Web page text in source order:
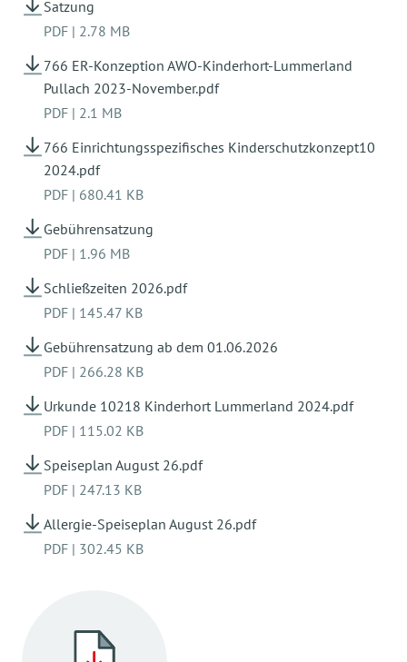
Freitag:An den Freitagen werden keine
für Gruppennachmittage, Ausflüge,
Geburtstagsfeiern, größere pädagogische
Angebote, Projekte und für gemeinsames
Spielen.
Bis zu 6 Stunden 94,00 €, 111,00
€, 127,00 €, 135,00
Bis zu 7 Stunden 100,00 €, 118,00
€, 136,00 €, 143,00
€
Bis zu 8 Stunden 106,00 €,
126,00 €, 145,00 €,
153,00 €
134,00 €, 154,00 €,
162,00 €
Anhand der gewünschten Nutzungszeiten pro
Woche wird die Buchungskategorie errechnet, an
der sich der Elternbeitrag festmacht.
Außerdem wird anhand des steuerpflichtigen
Bruttoeinkommens der Familie die Beitragsstufe
errechnet.
Sonstige Kosten
Spielgeld 6,10 € monatlich (12 Mon.)
Satzung
PDF | 2.78 MB
766 ER-Konzeption AWO-Kinderhort-Lummerland
Pullach 2023-November.pdf
PDF | 2.1 MB
766 Einrichtungsspezifisches Kinderschutzkonzept10
2024.pdf
PDF | 680.41 KB
Gebührensatzung
PDF | 1.96 MB
Schließzeiten 2026.pdf
PDF | 145.47 KB
Gebührensatzung ab dem 01.06.2026
PDF | 266.28 KB
Urkunde 10218 Kinderhort Lummerland 2024.pdf
PDF | 115.02 KB
Speiseplan August 26.pdf
PDF | 247.13 KB
Allergie-Speiseplan August 26.pdf
PDF | 302.45 KB